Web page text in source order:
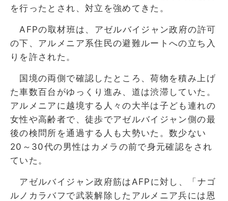
を行ったとされ、対立を強めてきた。
AFPの取材班は、アゼルバイジャン政府の許可
の下、アルメニア系住民の避難ルートへの立ち入
りを許された。
国境の両側で確認したところ、荷物を積み上げ
た車数百台がゆっくり進み、道は渋滞していた。
アルメニアに越境する人々の大半は子ども連れの
女性や高齢者で、徒歩でアゼルバイジャン側の最
後の検問所を通過する人も大勢いた。数少ない
20～30代の男性はカメラの前で身元確認をされ
ていた。
アゼルバイジャン政府筋はAFPに対し、「ナゴ
ルノカラバフで武装解除したアルメニア兵には恩